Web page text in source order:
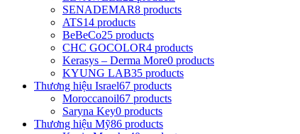
SENADEMAR8 products
ATS14 products
BeBeCo25 products
CHC GOCOLOR4 products
Kerasys – Derma More0 products
KYUNG LAB35 products
Thương hiệu Israel67 products
Moroccanoil67 products
Saryna Key0 products
Thương hiệu Mỹ86 products